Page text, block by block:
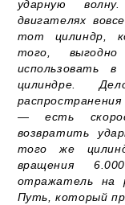
ударную
двигателях
тот цилиндр,
того,
использовать
цилиндре.
— есть
возвратить
того же
вращения
отражатель на
Путь, который